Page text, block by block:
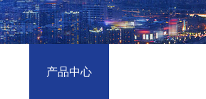
产品中心